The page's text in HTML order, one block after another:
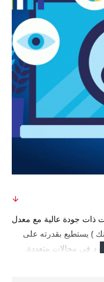
ذات جودة عالية مع معدل
) يستطيع بقدرته على
في مجالات متعددة.